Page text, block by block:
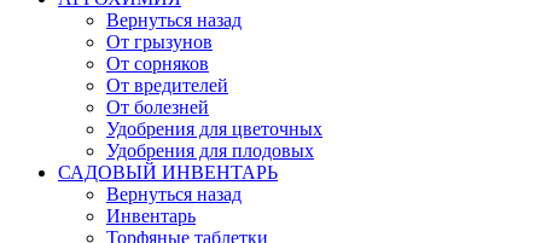
Вернуться назад
От грызунов
От сорняков
От вредителей
От болезней
Удобрения для цветочных
Удобрения для плодовых
САДОВЫЙ ИНВЕНТАРЬ
Вернуться назад
Инвентарь
Торфяные таблетки